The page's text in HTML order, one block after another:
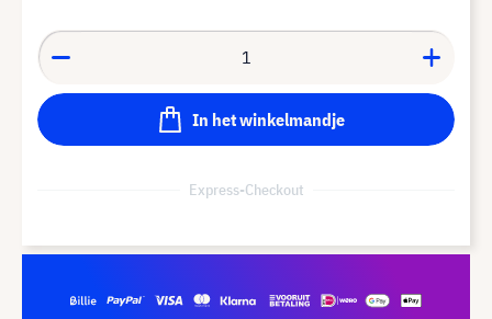
In het winkelmandje
Express-Checkout